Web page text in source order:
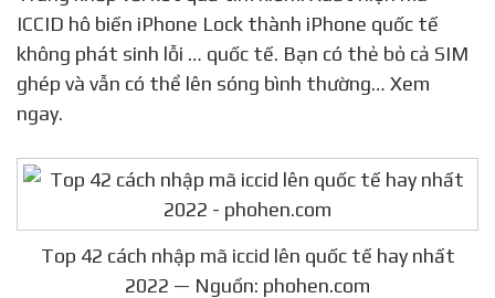
ICCID hô biến iPhone Lock thành iPhone quốc tế
không phát sinh lỗi … quốc tế. Bạn có thẻ bỏ cả SIM
ghép và vẫn có thể lên sóng bình thường… Xem
ngay.
Top 42 cách nhập mã iccid lên quốc tế hay nhất
2022 — Nguồn: phohen.com